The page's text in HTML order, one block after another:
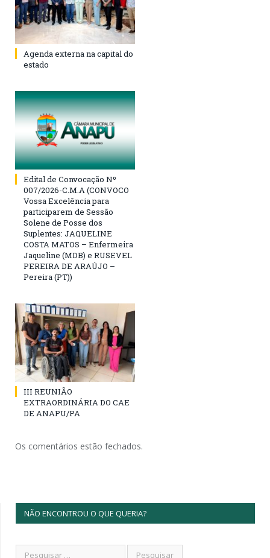
Agenda externa na capital do
estado
Edital de Convocação Nº
007/2026-C.M.A (CONVOCO
Vossa Excelência para
participarem de Sessão
Solene de Posse dos
Suplentes: JAQUELINE
COSTA MATOS – Enfermeira
Jaqueline (MDB) e RUSEVEL
PEREIRA DE ARAÚJO –
Pereira (PT))
III REUNIÃO
EXTRAORDINÁRIA DO CAE
DE ANAPU/PA
Os comentários estão fechados.
NÃO ENCONTROU O QUE QUERIA?